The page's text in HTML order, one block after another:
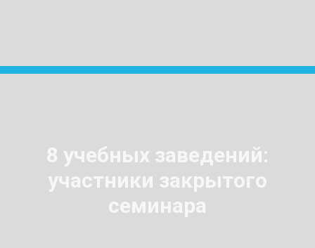
8 учебных заведений:
участники закрытого
семинара